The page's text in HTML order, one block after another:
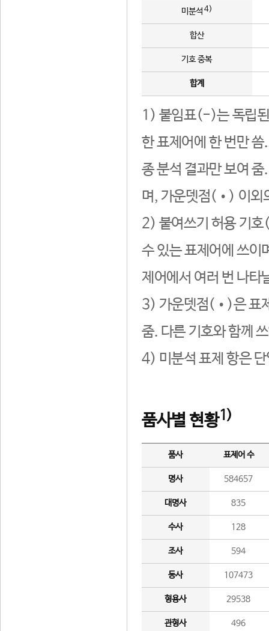
미분석 4)
합산
기호 중복
합계
1) 붙임표(-)는 독립된
한 표제어에 한 번만
종 분석 결과만 보여
며, 가운뎃점(•) 이외
2) 붙여쓰기 허용 기호
수 있는 표제어에 쓰이
제어에서 여러 번 나타
3) 가운뎃점(•)은 표
줌. 다른 기호와 함께
4) 미분석 표제 항은
품사별 현황1)
품사 표제어 수
명사 584657
대명사 835
수사 128
조사 594
동사 107473
형용사 29538
관형사 496